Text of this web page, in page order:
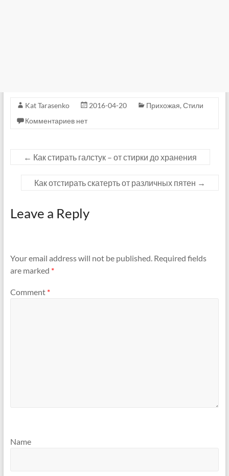
Kat Tarasenko 2016-04-20 Прихожая, Стили
Комментариев нет
← Как стирать галстук – от стирки до хранения
Как отстирать скатерть от различных пятен →
Leave a Reply
Your email address will not be published. Required fields
are marked *
Comment *
Name